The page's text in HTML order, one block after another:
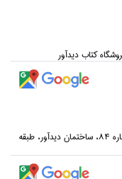
خيابان انقلاب، خيابان فخررازي، خيابان روانمهر شرقي، شماره 84، ساختمان ديدآور، طبقه